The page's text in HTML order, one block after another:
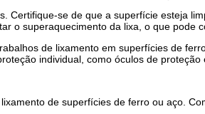
Certifique-se de que a superfície esteja
o superaquecimento da lixa, o que pode
de lixamento em superfícies de
individual, como óculos de
de superfícies de ferro ou aço.